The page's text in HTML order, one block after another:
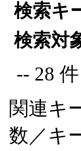
検索キ
検索対
-- 28
関連キ
数／キ